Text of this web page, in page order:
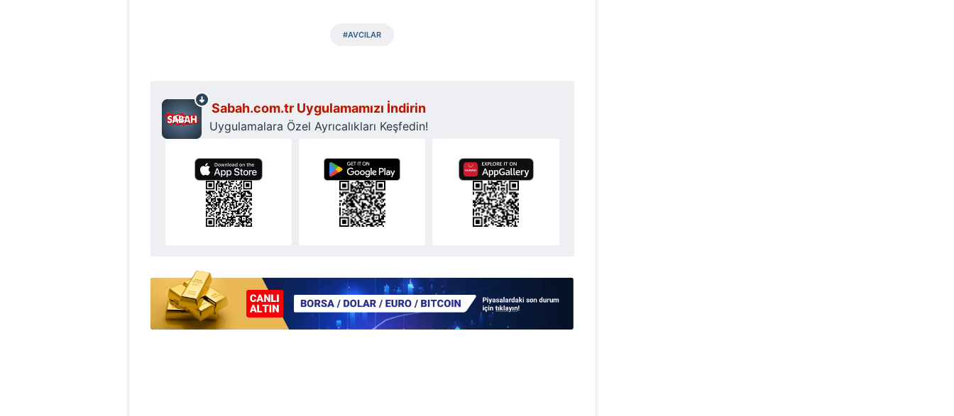
#AVCILAR
Sabah.com.tr Uygulamamızı İndirin
Uygulamalara Özel Ayrıcalıkları Keşfedin!